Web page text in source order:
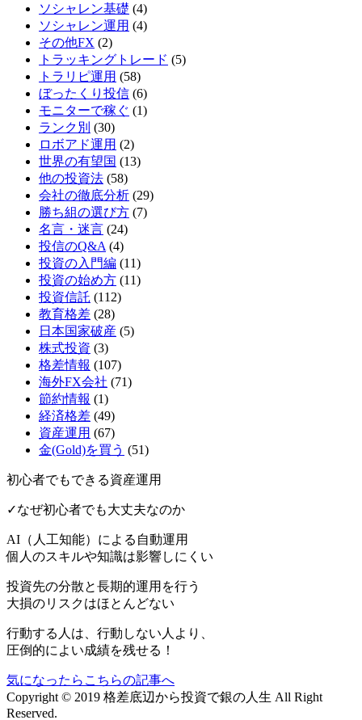
ソシャレン基礎 (4)
ソシャレン運用 (4)
その他FX (2)
トラッキングトレード (5)
トラリピ運用 (58)
ぼったくり投信 (6)
モニターで稼ぐ (1)
ランク別 (30)
ロボアド運用 (2)
世界の有望国 (13)
他の投資法 (58)
会社の徹底分析 (29)
勝ち組の選び方 (7)
名言・迷言 (24)
投信のQ&A (4)
投資の入門編 (11)
投資の始め方 (11)
投資信託 (112)
教育格差 (28)
日本国家破産 (5)
株式投資 (3)
格差情報 (107)
海外FX会社 (71)
節約情報 (1)
経済格差 (49)
資産運用 (67)
金(Gold)を買う (51)
初心者でもできる資産運用
✓なぜ初心者でも大丈夫なのか
AI（人工知能）による 自動運用
個人のスキルや知識は影響しにくい
投資先の分散と長期的運用を行う
大損のリスクはほとんどない
行動する人は、行動しない人より、
圧倒的によい成績を残せる！
気になったらこちらの記事へ
Copyright © 2019 格差底辺から投資で銀の人生 All Right
Reserved.